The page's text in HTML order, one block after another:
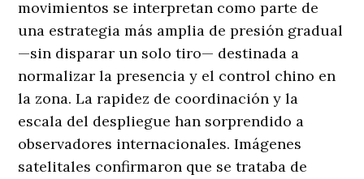
movimientos se interpretan como parte de
una estrategia más amplia de presión gradual
—sin disparar un solo tiro— destinada a
normalizar la presencia y el control chino en
la zona. La rapidez de coordinación y la
escala del despliegue han sorprendido a
observadores internacionales. Imágenes
satelitales confirmaron que se trataba de